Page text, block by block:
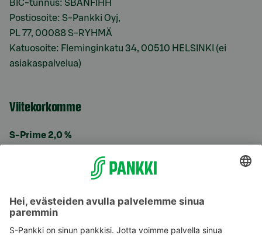
BIC-tunnus: SBANFIHH
Postiosoite: S-Pankki Oyj,
PL 77, 00088 S-RYHMÄ
Katuosoite: Fleminginkatu 34, 00510 HELSINKI (ei
asiakaspalvelua)
Viitekorkomme
S-Prime 2,0 %